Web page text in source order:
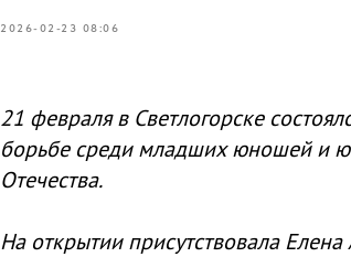
2026-02-23 08:06
21 февраля в Светлогорске
борьбе среди младших юношей и
Отечества.
На открытии присутствовала